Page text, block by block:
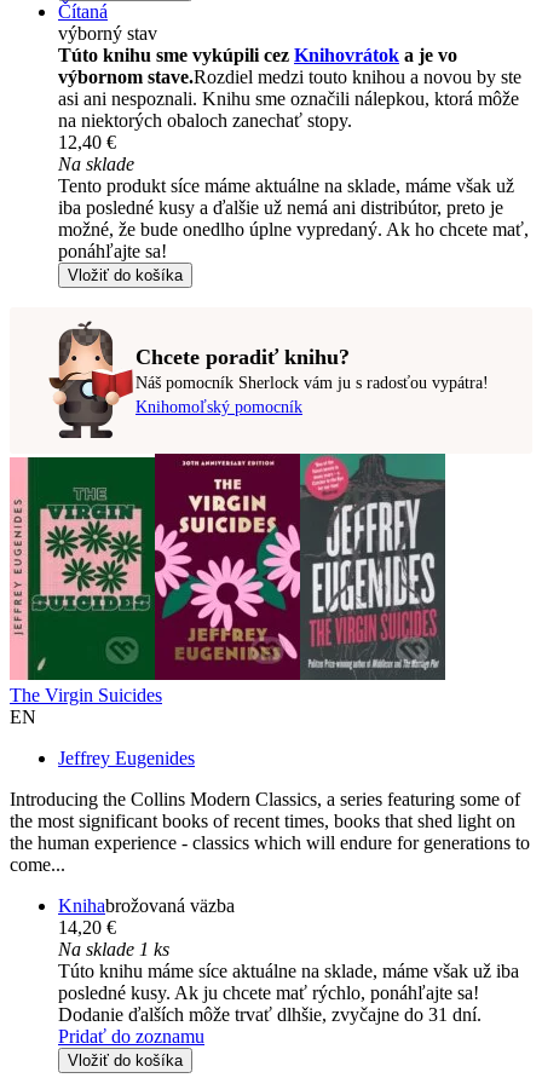
Čítaná
výborný stav
Túto knihu sme vykúpili cez Knihovrátok a je vo
výbornom stave.Rozdiel medzi touto knihou a novou by ste
asi ani nespoznali. Knihu sme označili nálepkou, ktorá môže
na niektorých obaloch zanechať stopy.
12,40 €
Na sklade
Tento produkt síce máme aktuálne na sklade, máme však už
iba posledné kusy a ďalšie už nemá ani distribútor, preto je
možné, že bude onedlho úplne vypredaný. Ak ho chcete mať,
ponáhľajte sa!
Vložiť do košíka
Chcete poradiť knihu?
Náš pomocník Sherlock vám ju s radosťou vypátra!
Knihomoľský pomocník
The Virgin Suicides
EN
Jeffrey Eugenides
Introducing the Collins Modern Classics, a series featuring some of
the most significant books of recent times, books that shed light on
the human experience - classics which will endure for generations to
come...
Knihabrožovaná väzba
14,20 €
Na sklade 1 ks
Túto knihu máme síce aktuálne na sklade, máme však už iba
posledné kusy. Ak ju chcete mať rýchlo, ponáhľajte sa!
Dodanie ďalších môže trvať dlhšie, zvyčajne do 31 dní.
Pridať do zoznamu
Vložiť do košíka